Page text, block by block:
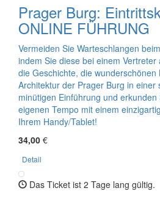
Prager Burg:
ONLINE FÜHRUNG
Vermeiden Sie Warteschlangen
indem Sie diese bei einem
die Geschichte, die
Architektur der Prager Burg in einer
minütigen Einführung und
eigenen Tempo mit einem
Ihrem Handy/Tablet!
34,00 €
Detail
Das Ticket ist 2 Tage lang gültig.